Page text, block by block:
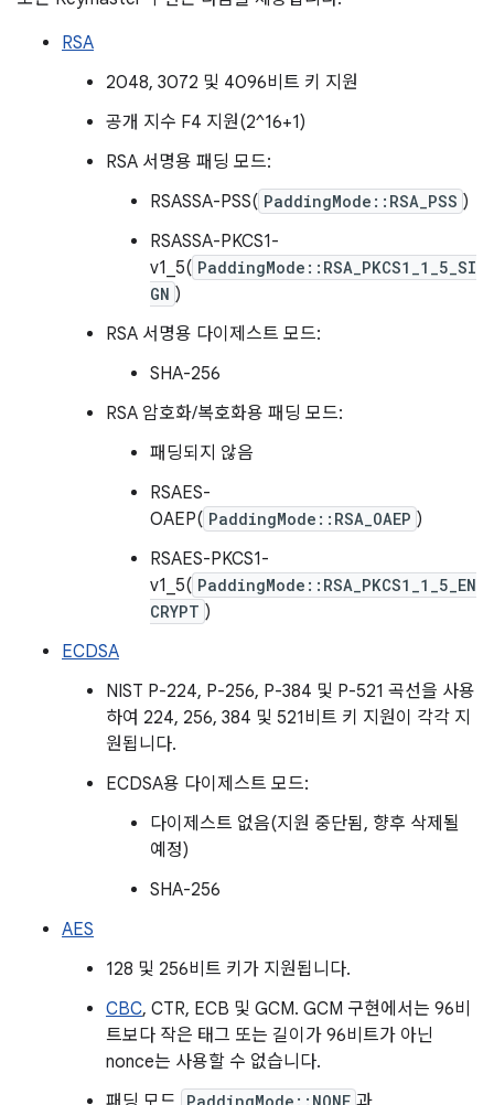
RSA
2048, 3072 및 4096비트 키 지원
공개 지수 F4 지원(2^16+1)
RSA 서명용 패딩 모드:
RSASSA-PSS( PaddingMode::RSA_PSS )
RSASSA-PKCS1-
v1_5( PaddingMode::RSA_PKCS1_1_5_SI
GN )
RSA 서명용 다이제스트 모드:
SHA-256
RSA 암호화/복호화용 패딩 모드:
패딩되지 않음
RSAES-
OAEP( PaddingMode::RSA_OAEP )
RSAES-PKCS1-
v1_5( PaddingMode::RSA_PKCS1_1_5_EN
CRYPT )
ECDSA
NIST P-224, P-256, P-384 및 P-521 곡선을 사용
하여 224, 256, 384 및 521비트 키 지원이 각각 지
원됩니다.
ECDSA용 다이제스트 모드:
다이제스트 없음(지원 중단됨, 향후 삭제될
예정)
SHA-256
AES
128 및 256비트 키가 지원됩니다.
CBC, CTR, ECB 및 GCM. GCM 구현에서는 96비
트보다 작은 태그 또는 길이가 96비트가 아닌
nonce는 사용할 수 없습니다.